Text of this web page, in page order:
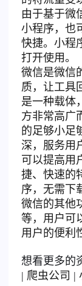
由于基于微
小程序，也
快捷。小程
打开使用。
微信是微信
质，让工具
是一种载体
方非常高广
的足够小足
深，服务用
可以提高用
捷、快速的
序，无需下
微信的其他
等，用户可
用户的便利
想看更多的
| 爬虫公司 |